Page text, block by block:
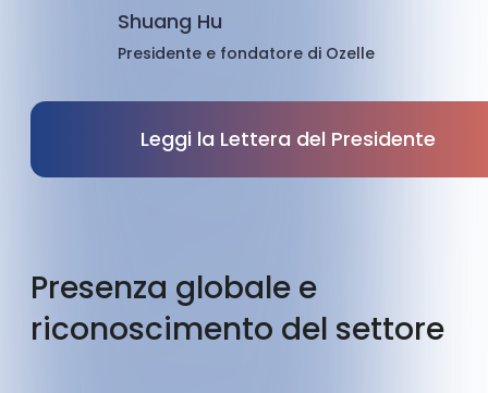
Shuang Hu
Presidente e fondatore di Ozelle
Leggi la Lettera del Presidente
Presenza globale e
riconoscimento del settore